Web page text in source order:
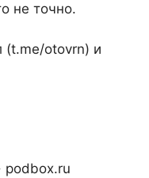
не точно.
(t.me/otovrn) и
podbox.ru